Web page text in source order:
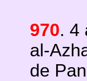
970. 4
al-
de